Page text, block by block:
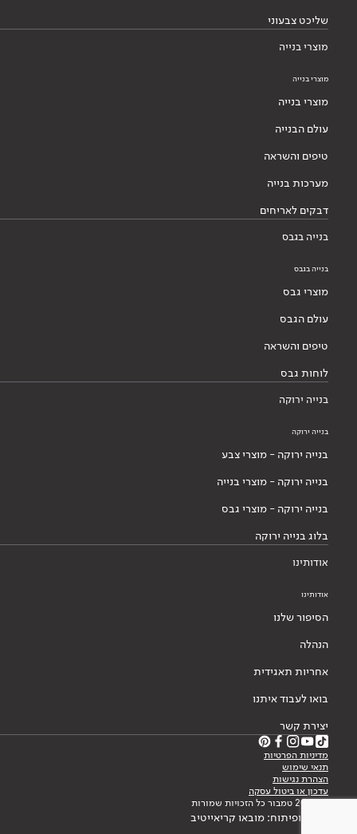
שליכט צבעוני
מוצרי בנייה
מוצרי בנייה
מוצרי בנייה
עולם הבנייה
טיפים והשראה
מערכות בנייה
דבקים לאריחים
בנייה בגבס
בנייה בגבס
מוצרי גבס
עולם הגבס
טיפים והשראה
לוחות גבס
בנייה ירוקה
בנייה ירוקה
בנייה ירוקה - מוצרי צבע
בנייה ירוקה - מוצרי בנייה
בנייה ירוקה - מוצרי גבס
בלוג בנייה ירוקה
אודותינו
אודותינו
הסיפור שלנו
הנהלה
אחריות תאגידית
בואו לעבוד איתנו
יצירת קשר
מדיניות הפרטיות
תנאי שימוש
הצהרת נגישות
עדכון או ביטול עסקה
© 2026 טמבור כל הזכויות שמורות
עיצוב ופיתוח: מובאו קריאייטיב